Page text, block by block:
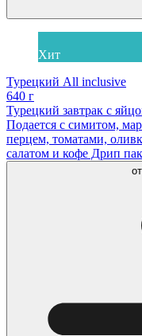
Хит
Турецкий All inclusive
640 г
Турецкий завтрак с
Подается с симитом,
перцем, томатами,
салатом и кофе Дрип
от